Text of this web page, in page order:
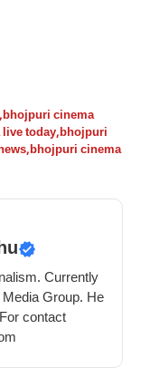
,bhojpuri cinema
today,bhojpuri
,bhojpuri cinema
Currently
Group. He
contact